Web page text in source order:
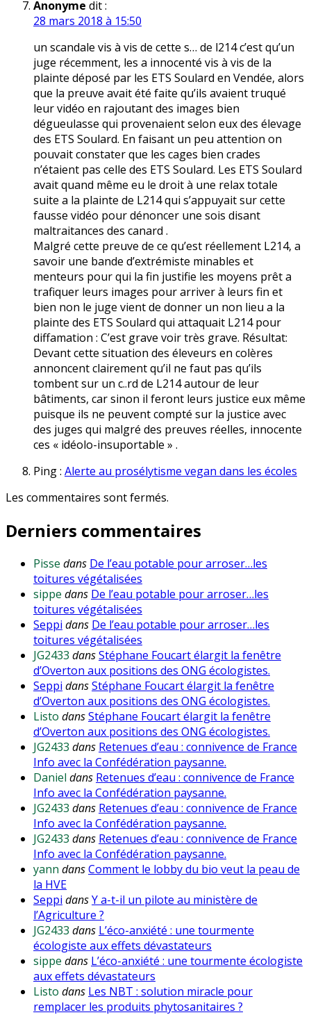
Anonyme dit :
28 mars 2018 à 15:50
un scandale vis à vis de cette s… de l214 c’est qu’un
juge récemment, les a innocenté vis à vis de la
plainte déposé par les ETS Soulard en Vendée, alors
que la preuve avait été faite qu’ils avaient truqué
leur vidéo en rajoutant des images bien
dégueulasse qui provenaient selon eux des élevage
des ETS Soulard. En faisant un peu attention on
pouvait constater que les cages bien crades
n’étaient pas celle des ETS Soulard. Les ETS Soulard
avait quand même eu le droit à une relax totale
suite a la plainte de L214 qui s’appuyait sur cette
fausse vidéo pour dénoncer une sois disant
maltraitances des canard .
Malgré cette preuve de ce qu’est réellement L214, a
savoir une bande d’extrémiste minables et
menteurs pour qui la fin justifie les moyens prêt a
trafiquer leurs images pour arriver à leurs fin et
bien non le juge vient de donner un non lieu a la
plainte des ETS Soulard qui attaquait L214 pour
diffamation : C’est grave voir très grave. Résultat:
Devant cette situation des éleveurs en colères
annoncent clairement qu’il ne faut pas qu’ils
tombent sur un c..rd de L214 autour de leur
bâtiments, car sinon il feront leurs justice eux même
puisque ils ne peuvent compté sur la justice avec
des juges qui malgré des preuves réelles, innocente
ces « idéolo-insuportable » .
Ping : Alerte au prosélytisme vegan dans les écoles
Les commentaires sont fermés.
Derniers commentaires
Pisse dans De l’eau potable pour arroser…les
toitures végétalisées
sippe dans De l’eau potable pour arroser…les
toitures végétalisées
Seppi dans De l’eau potable pour arroser…les
toitures végétalisées
JG2433 dansStéphane Foucart élargit la fenêtre
d’Overton aux positions des ONG écologistes.
Seppi dansStéphane Foucart élargit la fenêtre
d’Overton aux positions des ONG écologistes.
Listo dansStéphane Foucart élargit la fenêtre
d’Overton aux positions des ONG écologistes.
JG2433 dans Retenues d’eau : connivence de France
Info avec la Confédération paysanne.
Daniel dans Retenues d’eau : connivence de France
Info avec la Confédération paysanne.
JG2433 dans Retenues d’eau : connivence de France
Info avec la Confédération paysanne.
JG2433 dans Retenues d’eau : connivence de France
Info avec la Confédération paysanne.
yann dansComment le lobby du bio veut la peau de
la HVE
Seppi dansY a-t-il un pilote au ministère de
l’Agriculture ?
JG2433 dans L’éco-anxiété : une tourmente
écologiste aux effets dévastateurs
sippe dans L’éco-anxiété : une tourmente écologiste
aux effets dévastateurs
Listo dans Les NBT : solution miracle pour
remplacer les produits phytosanitaires ?